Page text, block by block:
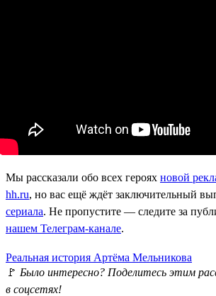
Мы рассказали обо всех героях новой
hh.ru, но вас ещё ждёт заключительный
сериала. Не пропустите — следите за
нашем Телеграм-канале.
Реальная история Артёма Мельникова
🚩 Было интересно? Поделитесь этим
в соцсетях!